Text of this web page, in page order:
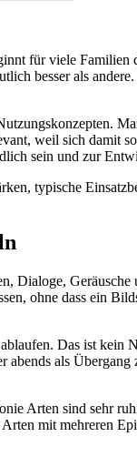
für viele Familien
besser als
weil sich damit
sein und zur
typische
Dialoge,
ohne dass ein
Das ist
als
Arten sind sehr
mit mehreren